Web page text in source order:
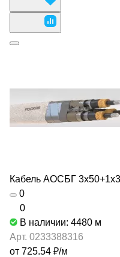
Кабель АОСБГ
0
0
В наличии: 4480 м
Арт. 0233388316
от 725.54 ₽/м